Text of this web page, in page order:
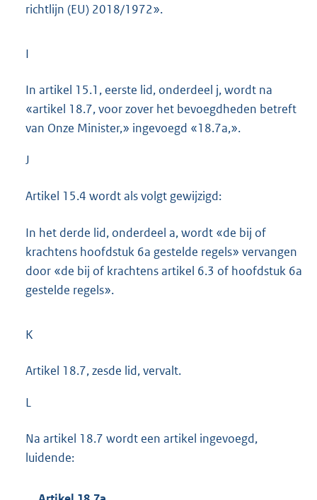
richtlijn (EU) 2018/1972».
I
In artikel 15.1, eerste lid, onderdeel j, wordt na
«artikel 18.7, voor zover het bevoegdheden betreft
van Onze Minister,» ingevoegd «18.7a,».
J
Artikel 15.4 wordt als volgt gewijzigd:
In het derde lid, onderdeel a, wordt «de bij of
krachtens hoofdstuk 6a gestelde regels» vervangen
door «de bij of krachtens artikel 6.3 of hoofdstuk 6a
gestelde regels».
K
Artikel 18.7, zesde lid, vervalt.
L
Na artikel 18.7 wordt een artikel ingevoegd,
luidende: